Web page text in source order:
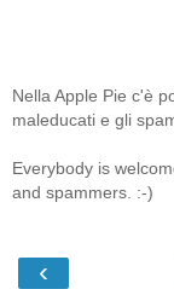
Nella Apple Pie c'è
maleducati e gli
Everybody is
and spammers. :-)
‹